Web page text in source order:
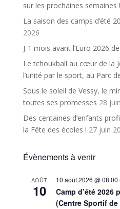
sur les prochaines semaines !
La saison des camps d’été
2026
J-1 mois avant l’Euro 2026
Le tchoukball au cœur de la
l’unité par le sport, au Parc
Sous le soleil de Vessy, le
toutes ses promesses 28
Des centaines d’enfants
la Fête des écoles ! 27 juin
Évènements à venir
AOÛT
10
10 août 2026 @ 08:00
Camp d’été 2026
(Centre Sportif de